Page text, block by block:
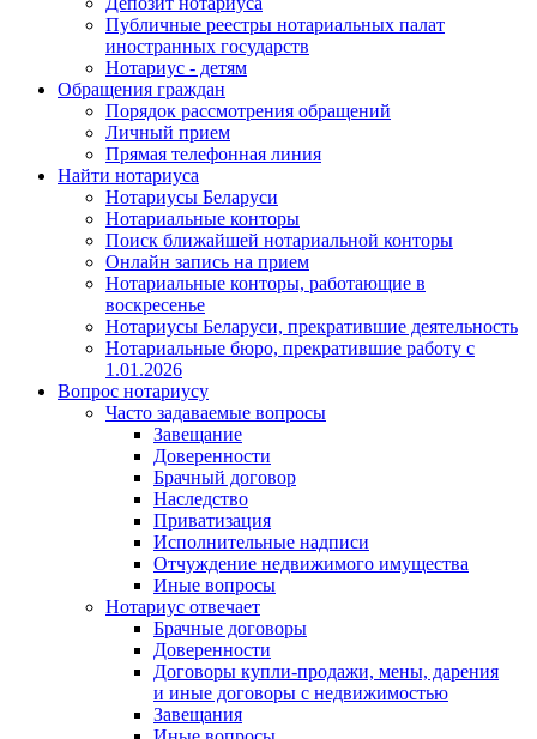
Публичные реестры нотариальных палат
иностранных государств
Нотариус - детям
Обращения граждан
Порядок рассмотрения обращений
Личный прием
Прямая телефонная линия
Найти нотариуса
Нотариусы Беларуси
Нотариальные конторы
Поиск ближайшей нотариальной конторы
Онлайн запись на прием
Нотариальные конторы, работающие в
воскресенье
Нотариусы Беларуси, прекратившие деятельность
Нотариальные бюро, прекратившие работу с
1.01.2026
Вопрос нотариусу
Часто задаваемые вопросы
Завещание
Доверенности
Брачный договор
Наследство
Приватизация
Исполнительные надписи
Отчуждение недвижимого имущества
Иные вопросы
Нотариус отвечает
Брачные договоры
Доверенности
Договоры купли-продажи, мены, дарения
и иные договоры с недвижимостью
Завещания